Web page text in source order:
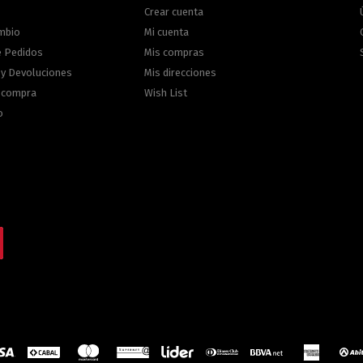
Pedidos
Devoluciones
Crear cuenta
Mi cuenta
Mis compras
Mis direcciones
Wish List